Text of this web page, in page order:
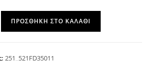
ΠΡΟΣΘΉΚΗ ΣΤΟ ΚΑΛΆΘΙ
251_521FD35011